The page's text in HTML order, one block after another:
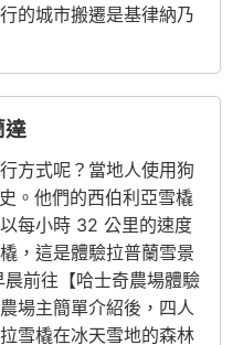
的城市搬遷是基律納乃
達
方式呢？當地人使用狗
。他們的西伯利亞雪橇
每小時 32 公里的速度
，這是體驗拉普蘭雪景
前往【哈士奇農場體驗
場主簡單介紹後，四人
雪橇在冰天雪地的森林